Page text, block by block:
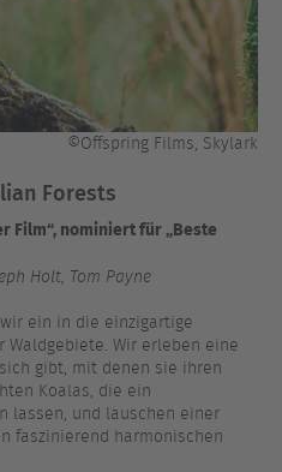
©Offspring Films, Skylark
Forests
Film“, nominiert für „Beste
Holt, Tom Payne
ein in die einzigartige
Wir erleben eine
gibt, mit denen sie ihren
Koalas, die ein
lassen, und lauschen einer
faszinierend harmonischen